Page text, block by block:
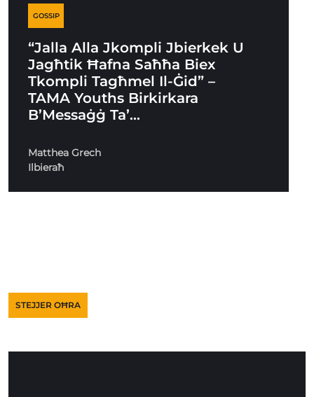
GOSSIP
“Jalla Alla Jkompli Jbierkek U
Jagħtik Ħafna Saħħa Biex
Tkompli Tagħmel Il-Ġid” –
TAMA Youths Birkirkara
B’Messaġġ Ta’…
Matthea Grech
Ilbieraħ
STEJJER OĦRA